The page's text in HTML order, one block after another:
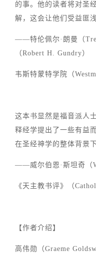
的事。他的读者将对圣
解，这会让他们受益匪
——特伦佩尔·朗曼（
（Robert H. Gundry）
韦斯特蒙特学院（
这本书显然是福音派人
释经学提出了一些有益
在圣经神学的整体背景
——威尔伯恩·斯坦奇（
《天主教书评》（
【作者介绍】
高伟勋（Graeme